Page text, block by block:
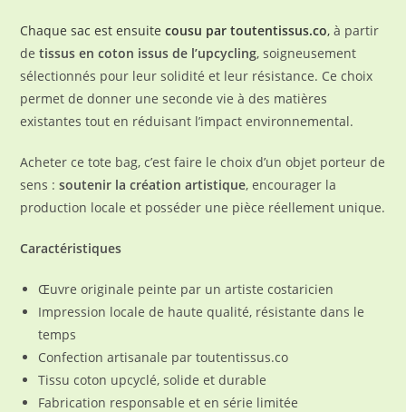
Chaque sac est ensuitecousu par toutentissus.co, à partir
detissus en coton issus de l’upcycling, soigneusement
sélectionnés pour leur solidité et leur résistance. Ce choix
permet de donner une seconde vie à des matières
existantes tout en réduisant l’impact environnemental.
Acheter ce tote bag, c’est faire le choix d’un objet porteur de
sens :soutenir la création artistique, encourager la
production locale et posséder une pièce réellement unique.
Caractéristiques
Œuvre originale peinte par un artiste costaricien
Impression locale de haute qualité, résistante dans le
temps
Confection artisanale par toutentissus.co
Tissu coton upcyclé, solide et durable
Fabrication responsable et en série limitée